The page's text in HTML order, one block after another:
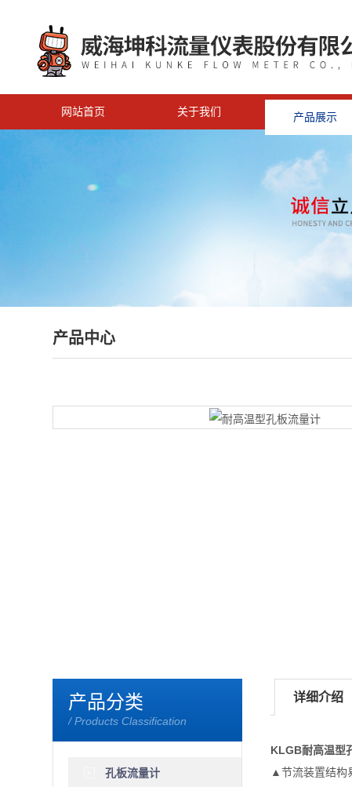
网站首页 关于我们 产品展示
产品中心
产品分类
/ Products Classification
孔板流量计
详细介绍
KLGB耐高温型
▲节流装置结构